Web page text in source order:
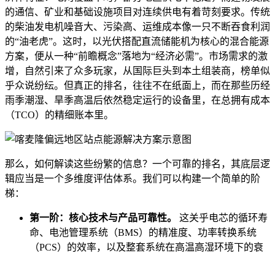
的通信、矿业和基础设施项目对连续供电有着苛刻要求。传统
的柴油发电机噪音大、污染高、运维成本像一只不断吞食利润
的“油老虎”。这时，以光伏搭配直流储能机为核心的混合能源
方案，便从一种“前瞻概念”落地为“经济必需”。市场需求的激
增，自然引来了众多玩家，从国际巨头到本土组装商，榜单似
乎众说纷纭。但真正的排名，往往不在纸面上，而在那些历经
雨季潮湿、旱季高温后依然稳定运行的设备里，在总拥有成本
（TCO）的精细账本里。
那么，如何解读这些纷繁的信息？一个可靠的排名，其底层逻
辑应当是一个多维度评估体系。我们可以构建一个简单的阶
梯：
第一阶：核心技术与产品可靠性。
这关乎电芯的循环寿
命、电池管理系统（BMS）的精准度、功率转换系统
（PCS）的效率，以及整套系统在高温高湿环境下的衰